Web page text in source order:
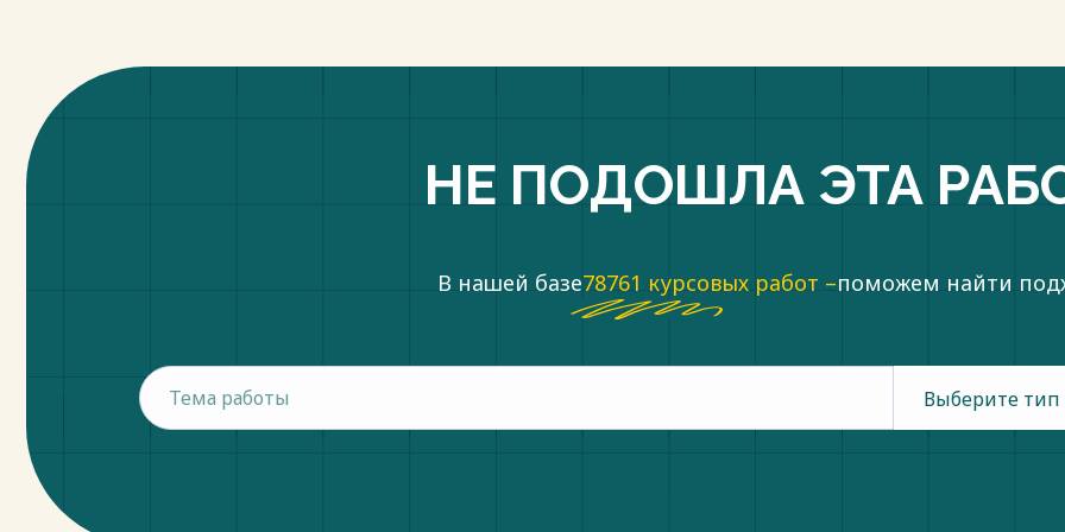
НЕ ПОДОШЛА ЭТА
В нашей базе78761 курсовых работ –поможем найти
Выберите тип